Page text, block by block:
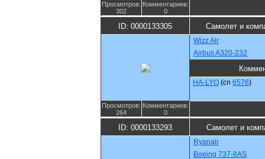
Просмотров:
302
Комментариев:
0
ID: 0000133305 Самолет и
Wizz Air
Airbus A320-232
HA-LYO (cn 6576)
Просмотров:
264
Комментариев:
0
ID: 0000133293 Самолет и
Ryanair
Boeing 737-8AS